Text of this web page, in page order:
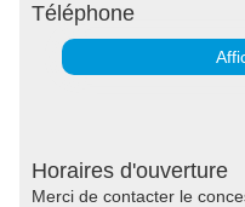
Téléphone
Horaires d'ouverture
Merci de contacter le